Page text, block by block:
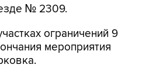
№ 2309.
ограничений 9
мероприятия